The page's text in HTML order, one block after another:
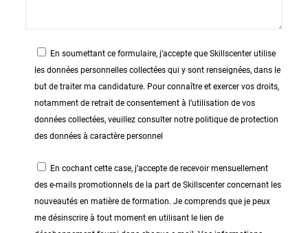
En soumettant ce formulaire, j’accepte que Skillscenter utilise
les données personnelles collectées qui y sont renseignées, dans le
but de traiter ma candidature. Pour connaître et exercer vos droits,
notamment de retrait de consentement à l’utilisation de vos
données collectées, veuillez consulter notre politique de protection
des données à caractère personnel
En cochant cette case, j’accepte de recevoir mensuellement
des e-mails promotionnels de la part de Skillscenter concernant les
nouveautés en matière de formation. Je comprends que je peux
me désinscrire à tout moment en utilisant le lien de